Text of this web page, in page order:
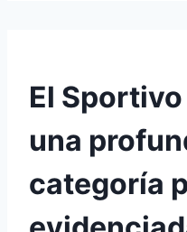
El
una
categoría